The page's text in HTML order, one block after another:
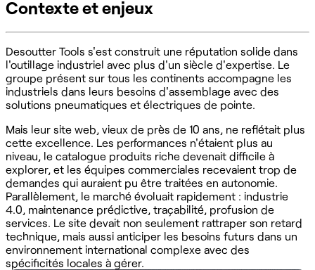
Contexte et enjeux
Desoutter Tools s'est construit une réputation solide dans
l'outillage industriel avec plus d'un siècle d'expertise. Le
groupe présent sur tous les continents accompagne les
industriels dans leurs besoins d'assemblage avec des
solutions pneumatiques et électriques de pointe.
Mais leur site web, vieux de près de 10 ans, ne reflétait plus
cette excellence. Les performances n'étaient plus au
niveau, le catalogue produits riche devenait difficile à
explorer, et les équipes commerciales recevaient trop de
demandes qui auraient pu être traitées en autonomie.
Parallèlement, le marché évoluait rapidement : industrie
4.0, maintenance prédictive, traçabilité, profusion de
services. Le site devait non seulement rattraper son retard
technique, mais aussi anticiper les besoins futurs dans un
environnement international complexe avec des
spécificités locales à gérer.